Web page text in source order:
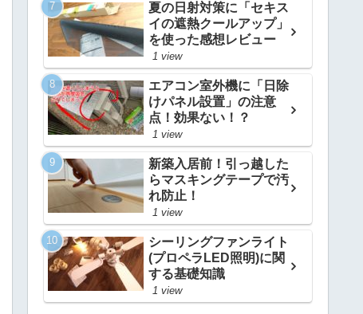
夏の日射対策に「セキス
イの遮熱クールアップ」
を使った感想レビュー
1 view
エアコン室外機に「日除
けパネル設置」の注意
点！効果ない！？
1 view
新築入居前！引っ越した
らマスキングテープで汚
れ防止！
1 view
シーリングファンライト
(プロペラLED照明)に関
する基礎知識
1 view